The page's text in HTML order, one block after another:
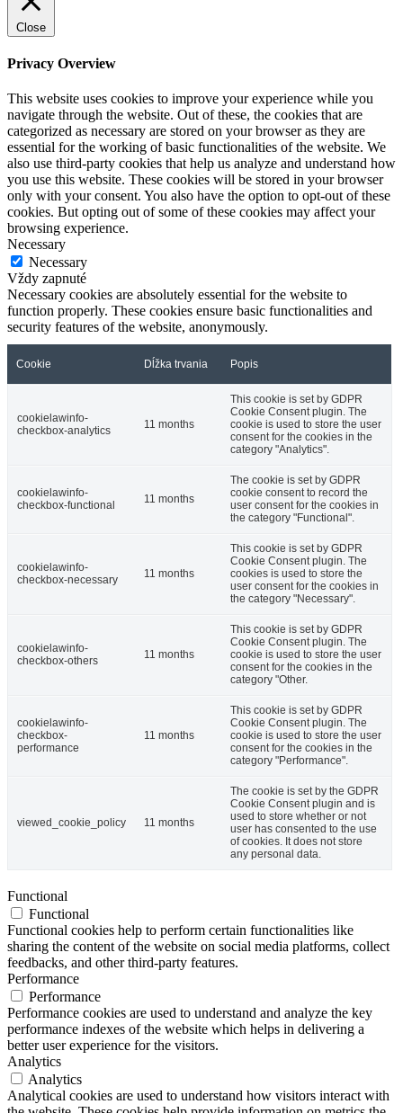
Close
Privacy Overview
This website uses cookies to improve your experience while you
navigate through the website. Out of these, the cookies that are
categorized as necessary are stored on your browser as they are
essential for the working of basic functionalities of the website. We
also use third-party cookies that help us analyze and understand how
you use this website. These cookies will be stored in your browser
only with your consent. You also have the option to opt-out of these
cookies. But opting out of some of these cookies may affect your
browsing experience.
Necessary
Necessary
Vždy zapnuté
Necessary cookies are absolutely essential for the website to
function properly. These cookies ensure basic functionalities and
security features of the website, anonymously.
Cookie Dĺžka trvania Popis
cookielawinfo-
checkbox-analytics
11 months
This cookie is set by GDPR
Cookie Consent plugin. The
cookie is used to store the user
consent for the cookies in the
category "Analytics".
cookielawinfo-
checkbox-functional
11 months
The cookie is set by GDPR
cookie consent to record the
user consent for the cookies in
the category "Functional".
cookielawinfo-
checkbox-necessary
11 months
This cookie is set by GDPR
Cookie Consent plugin. The
cookies is used to store the
user consent for the cookies in
the category "Necessary".
cookielawinfo-
checkbox-others
11 months
This cookie is set by GDPR
Cookie Consent plugin. The
cookie is used to store the user
consent for the cookies in the
category "Other.
cookielawinfo-
checkbox-
performance
11 months
This cookie is set by GDPR
Cookie Consent plugin. The
cookie is used to store the user
consent for the cookies in the
category "Performance".
viewed_cookie_policy 11 months
The cookie is set by the GDPR
Cookie Consent plugin and is
used to store whether or not
user has consented to the use
of cookies. It does not store
any personal data.
Functional
Functional
Functional cookies help to perform certain functionalities like
sharing the content of the website on social media platforms, collect
feedbacks, and other third-party features.
Performance
Performance
Performance cookies are used to understand and analyze the key
performance indexes of the website which helps in delivering a
better user experience for the visitors.
Analytics
Analytics
Analytical cookies are used to understand how visitors interact with